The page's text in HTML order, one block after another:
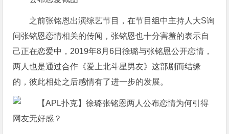
之前张铭恩出演综艺节目，在节目组中主持人大S询
问张铭恩恋情相关的传闻，张铭恩也十分害羞的表示自
己正在恋爱中，2019年8月6日徐璐与张铭恩公开恋情，
两人也是通过合作《爱上北斗星男友》这部剧而结缘
的，彼此相处之后感情有了进一步的发展。